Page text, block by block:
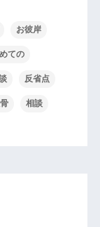
お彼岸
ての
反省点
相談